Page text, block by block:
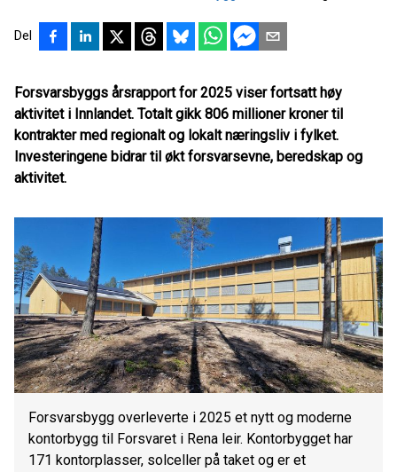
Del
Forsvarsbyggs årsrapport for 2025 viser fortsatt høy
aktivitet i Innlandet. Totalt gikk 806 millioner kroner til
kontrakter med regionalt og lokalt næringsliv i fylket.
Investeringene bidrar til økt forsvarsevne, beredskap og
aktivitet.
Forsvarsbygg overleverte i 2025 et nytt og moderne
kontorbygg til Forsvaret i Rena leir. Kontorbygget har
171 kontorplasser, solceller på taket og er et